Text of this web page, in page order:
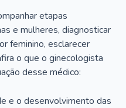
etapas
e mulheres, diagnosticar
feminino, esclarecer
o que o ginecologista
desse médico:
e o desenvolvimento das